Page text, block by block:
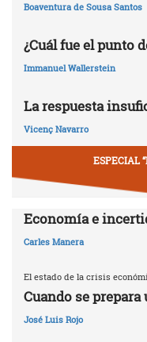
Boaventura de Sousa Santos
¿Cuál fue el punto
Immanuel Wallerstein
La respuesta
Vicenç Navarro
ESPECIAL
Economía e
Carles Manera
El estado de la crisis
Cuando se prepara
José Luis Rojo